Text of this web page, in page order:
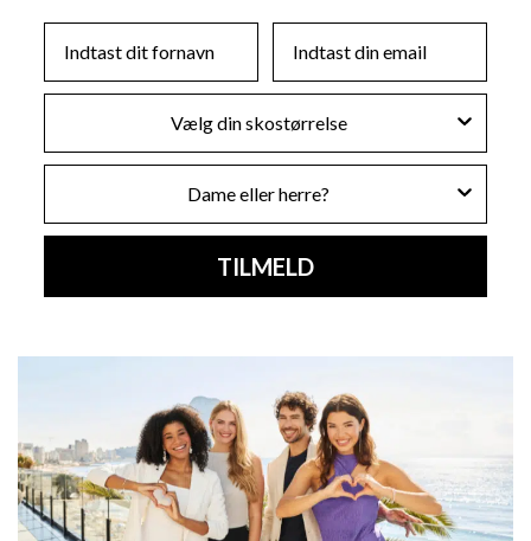
TILMELD